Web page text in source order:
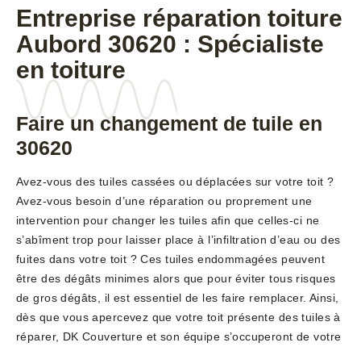
Entreprise réparation toiture
Aubord 30620 : Spécialiste
en toiture
Faire un changement de tuile en
30620
Avez-vous des tuiles cassées ou déplacées sur votre toit ?
Avez-vous besoin d’une réparation ou proprement une
intervention pour changer les tuiles afin que celles-ci ne
s’abîment trop pour laisser place à l’infiltration d’eau ou des
fuites dans votre toit ? Ces tuiles endommagées peuvent
être des dégâts minimes alors que pour éviter tous risques
de gros dégâts, il est essentiel de les faire remplacer. Ainsi,
dès que vous apercevez que votre toit présente des tuiles à
réparer, DK Couverture et son équipe s’occuperont de votre